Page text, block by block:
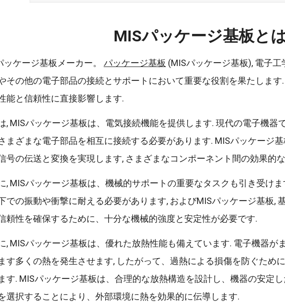
MISパッケージ基板と
ッケージ基板メーカー。 パッケージ基板 (MISパッケージ基板), 電子
その他の電子部品の接続とサポートにおいて重要な役割を果たしま
能と信頼性に直接影響します.
, MISパッケージ基板は、電気接続機能を提供します. 現代の電子機器
まざまな電子部品を相互に接続する必要があります. MISパッケージ
号の伝送と変換を実現します, さまざまなコンポーネント間の効果的
, MISパッケージ基板は、機械的サポートの重要なタスクも引き受け
での振動や衝撃に耐える必要があります, およびMISパッケージ基板,
頼性を確保するために、十分な機械的強度と安定性が必要です.
, MISパッケージ基板は、優れた放熱性能も備えています. 電子機器が
す多くの熱を発生させます, したがって、過熱による損傷を防ぐため
す. MISパッケージ基板は、合理的な放熱構造を設計し、機器の安定
選択することにより、外部環境に熱を効果的に伝導します.